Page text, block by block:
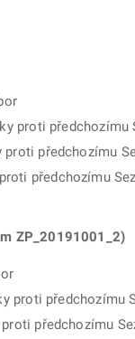
proti předchozímu
proti předchozímu
předchozímu
ZP_20191001_2)
proti předchozímu
předchozímu